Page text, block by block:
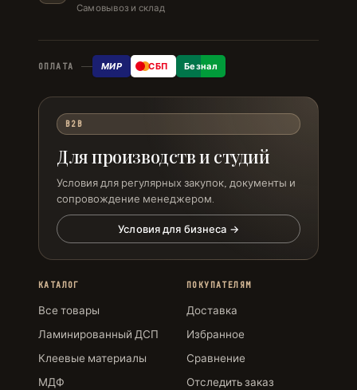
Самовывоз и склад
ОПЛАТА МИР СБП Безнал
B2B
Для производств и студий
Условия для регулярных закупок, документы и
сопровождение менеджером.
Условия для бизнеса →
КАТАЛОГ
Все товары
Ламинированный ДСП
Клеевые материалы
МДФ
ПОКУПАТЕЛЯМ
Доставка
Избранное
Сравнение
Отследить заказ